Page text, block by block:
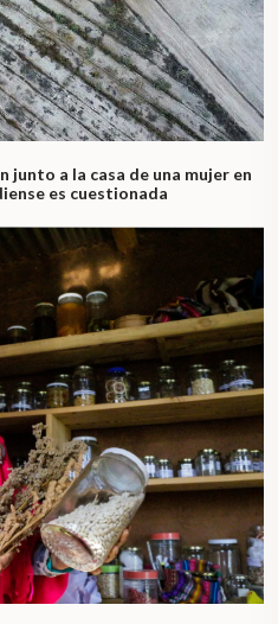
junto a la casa de una mujer en
es cuestionada